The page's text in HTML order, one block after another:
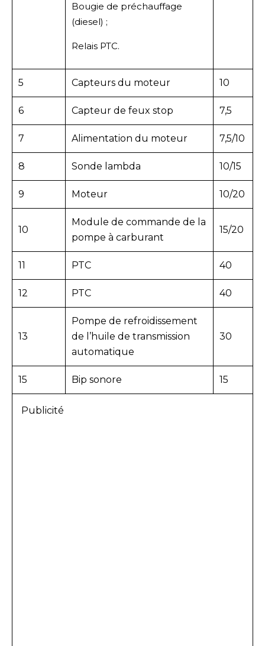
Bougie de préchauffage
(diesel) ;
Relais PTC.
5 Capteurs du moteur 10
6 Capteur de feux stop 7,5
7 Alimentation du moteur 7,5/10
8 Sonde lambda 10/15
9 Moteur 10/20
10
Module de commande de la
pompe à carburant
15/20
11 PTC 40
12 PTC 40
13
Pompe de refroidissement
de l’huile de transmission
automatique
30
15 Bip sonore 15
Publicité